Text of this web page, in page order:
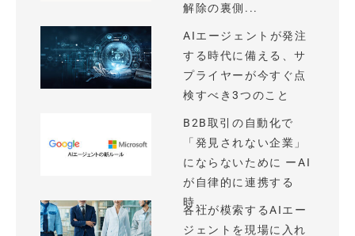
解除の裏側...
AIエージェントが発注
する時代に備える、サ
プライヤーが今すぐ点
検すべき3つのこと
B2B取引の自動化で
「発見されない企業」
にならないために ーAI
が自律的に連携する
時...
各社が模索するAIエー
ジェントを現場に入れ